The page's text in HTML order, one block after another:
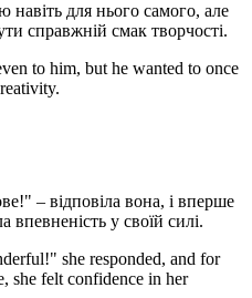
навіть для нього самого, але
справжній смак творчості.
to him, but he wanted to once
– відповіла вона, і вперше
впевненість у своїй силі.
she responded, and for
she felt confidence in her